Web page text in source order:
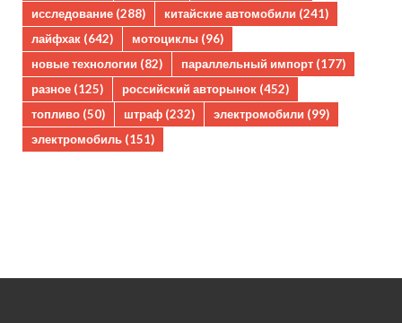
исследование (288) китайские автомобили (241)
лайфхак (642) мотоциклы (96)
новые технологии (82) параллельный импорт (177)
разное (125) российский авторынок (452)
топливо (50) штраф (232) электромобили (99)
электромобиль (151)